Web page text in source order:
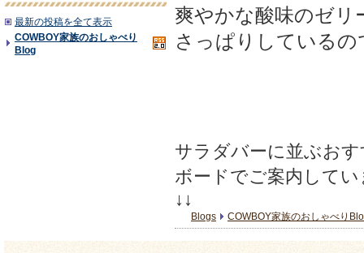
最新の投稿を全て表示
COWBOY家族のおしゃべり
Blog
爽やかな酸味のゼリ
さっぱりしている
サラダバーに並ぶお
ボードでご案内して
↓↓
Blogs COWBOY家族のおしゃべり